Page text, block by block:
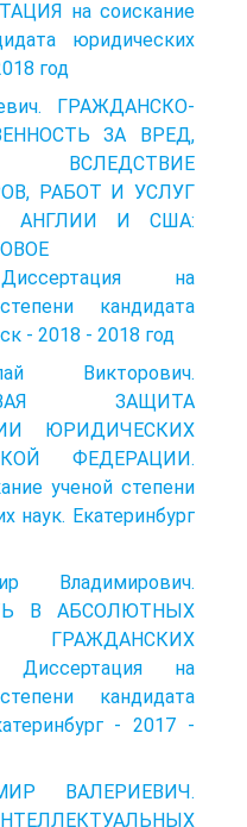
на соискание
юридических
год
ГРАЖДАНСКО-
ЗА ВРЕД,
РАБОТ И УСЛУГ
АНГЛИИ И США:
на
кандидата
- 2018 - 2018 год
Викторович.
ЗАЩИТА
ЮРИДИЧЕСКИХ
ФЕДЕРАЦИИ.
ученой степени
наук. Екатеринбург
Владимирович.
В АБСОЛЮТНЫХ
ГРАЖДАНСКИХ
Диссертация на
кандидата
- 2017 -
ВАЛЕРИЕВИЧ.